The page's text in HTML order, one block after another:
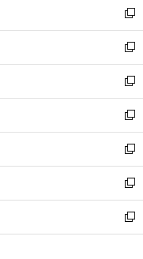
で
開
く
ド
ウ
で
開
く
ィ
ン
ド
ウ
で
開
く
い
ウ
ィ
ン
ド
ウ
で
開
く
新
し
い
ウ
ィ
ン
ド
ウ
で
開
く
新
し
い
ウ
ィ
ン
ド
ウ
で
開
く
新
し
い
ウ
ィ
ン
ド
ウ
で
開
新
し
い
ウ
ィ
ン
ド
ウ
新
し
い
ウ
ィ
ン
新
し
い
ウ
新
し